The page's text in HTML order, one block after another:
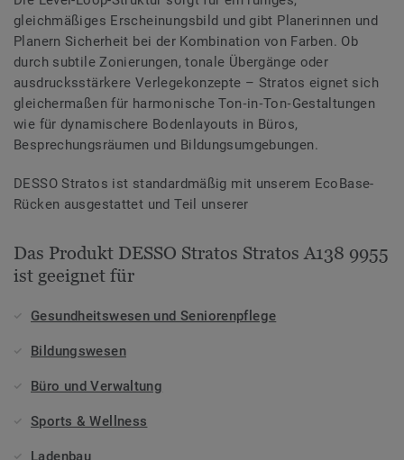
gleichmäßiges Erscheinungsbild und gibt Planerinnen und
Planern Sicherheit bei der Kombination von Farben. Ob
durch subtile Zonierungen, tonale Übergänge oder
ausdrucksstärkere Verlegekonzepte – Stratos eignet sich
gleichermaßen für harmonische Ton‑in‑Ton‑Gestaltungen
wie für dynamischere Bodenlayouts in Büros,
Besprechungsräumen und Bildungsumgebungen.
DESSO Stratos ist standardmäßig mit unserem EcoBase-
Rücken ausgestattet und Teil unserer
Das Produkt DESSO Stratos Stratos A138 9955
ist geeignet für
Gesundheitswesen und Seniorenpflege
Bildungswesen
Büro und Verwaltung
Sports & Wellness
Ladenbau